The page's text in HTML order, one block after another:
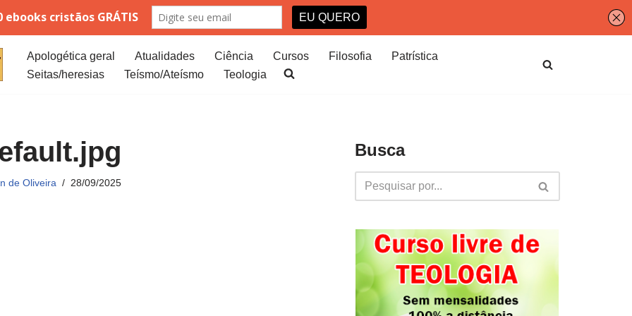
Apologética geral Atualidades Ciência Cursos Filosofia
Patrística
Seitas/heresias
Teísmo/Ateísmo Teologia
de Oliveira 28/09/2025
Busca